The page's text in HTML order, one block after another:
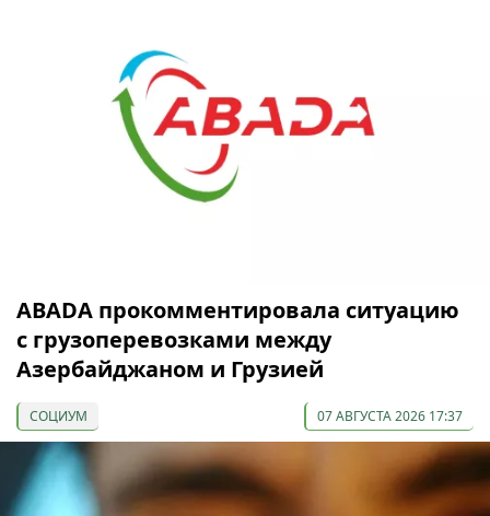
ABADA прокомментировала ситуацию
с грузоперевозками между
Азербайджаном и Грузией
СОЦИУМ 07 АВГУСТА 2026 17:37